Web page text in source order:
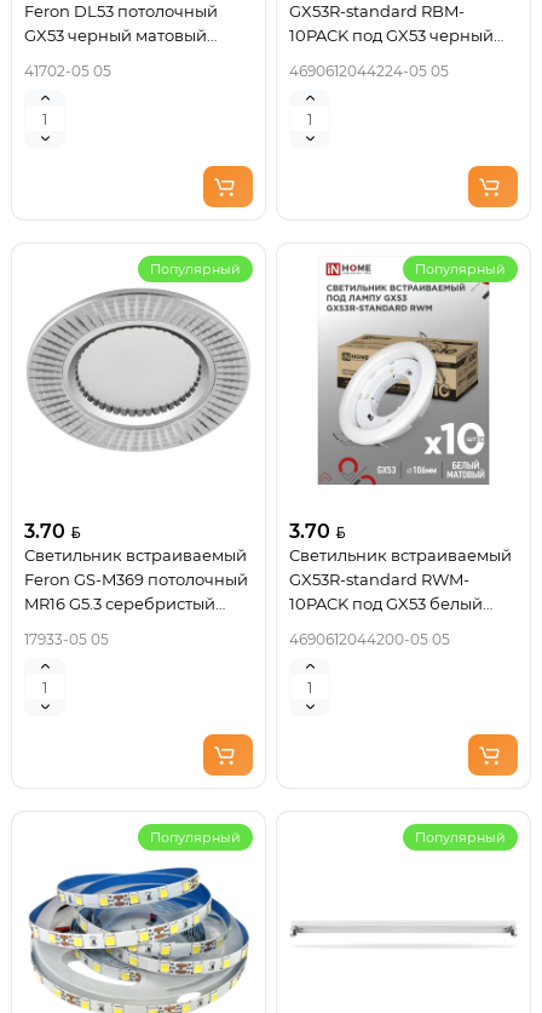
Feron DL53 потолочный
GX53 черный матовый
41702-05 05
GX53R-standard RBM-
10PACK под GX53 черный
4690612044224-05 05
Популярный
3.70
Светильник встраиваемый
Feron GS-M369 потолочный
MR16 G5.3 серебристый
17933-05 05
Популярный
3.70
Светильник встраиваемый
GX53R-standard RWM-
10PACK под GX53 белый
4690612044200-05 05
Популярный Популярный